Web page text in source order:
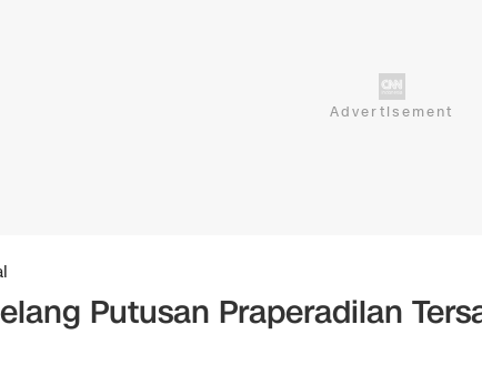
Putusan Praperadilan